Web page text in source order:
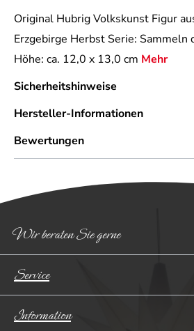
Original Hubrig Volkskunst Figur
Erzgebirge Herbst Serie: Sammeln
Höhe: ca. 12,0 x 13,0 cm Mehr
Sicherheitshinweise
Hersteller-Informationen
Bewertungen
Wir beraten Sie gerne
Service
Information